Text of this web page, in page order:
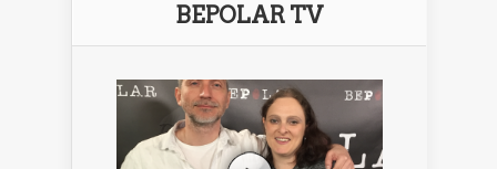
BEPOLAR TV